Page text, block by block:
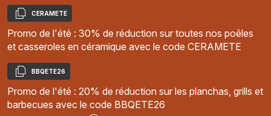
Copier
CERAMETE
Promo de l'été : 30% de réduction sur toutes nos poêles
et casseroles en céramique avec le code CERAMETE
Copier
BBQETE26
Promo de l'été : 20% de réduction sur les planchas, grills et
barbecues avec le code BBQETE26